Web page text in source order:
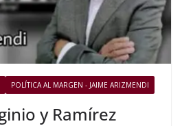
POLÍTICA AL MARGEN - JAIME ARIZMENDI
y Ramírez